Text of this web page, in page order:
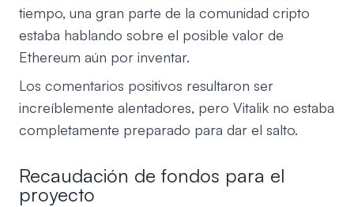
tiempo, una gran parte de la comunidad cripto
estaba hablando sobre el posible valor de
Ethereum aún por inventar.
Los comentarios positivos resultaron ser
increíblemente alentadores, pero Vitalik no estaba
completamente preparado para dar el salto.
Recaudación de fondos para el
proyecto